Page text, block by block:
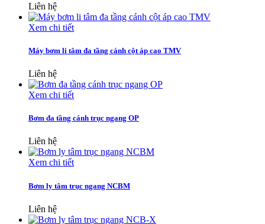
Liên hệ
Xem chi tiết
Máy bơm li tâm đa tầng cánh cột áp cao TMV
Liên hệ
Xem chi tiết
Bơm đa tầng cánh trục ngang OP
Liên hệ
Xem chi tiết
Bơm ly tâm trục ngang NCBM
Liên hệ